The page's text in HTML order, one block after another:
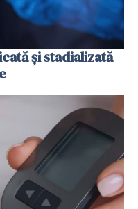
și stadializată